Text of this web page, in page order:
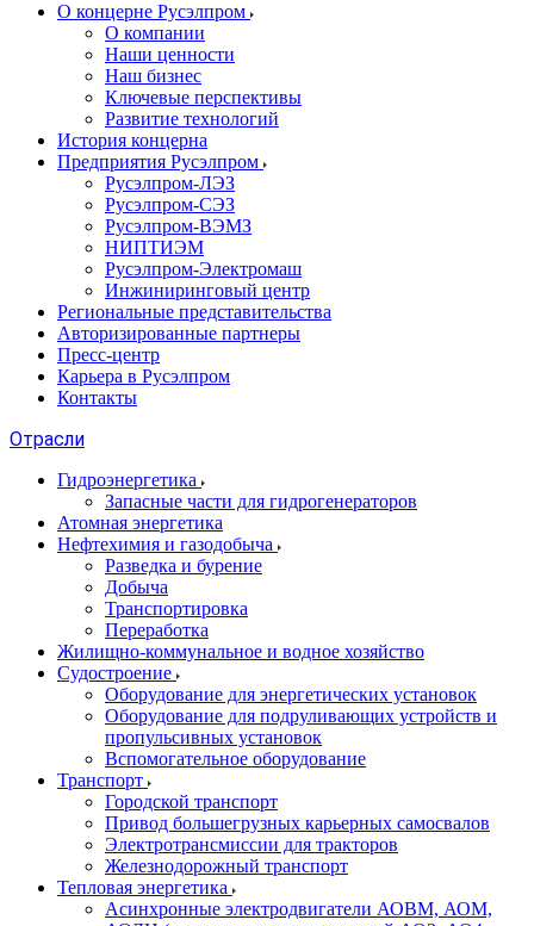
О концерне Русэлпром
О компании
Наши ценности
Наш бизнес
Ключевые перспективы
Развитие технологий
История концерна
Предприятия Русэлпром
Русэлпром-ЛЭЗ
Русэлпром-СЭЗ
Русэлпром-ВЭМЗ
НИПТИЭМ
Русэлпром-Электромаш
Инжиниринговый центр
Региональные представительства
Авторизированные партнеры
Пресс-центр
Карьера в Русэлпром
Контакты
Отрасли
Гидроэнергетика
Запасные части для гидрогенераторов
Атомная энергетика
Нефтехимия и газодобыча
Разведка и бурение
Добыча
Транспортировка
Переработка
Жилищно-коммунальное и водное хозяйство
Судостроение
Оборудование для энергетических установок
Оборудование для подруливающих устройств и
пропульсивных установок
Вспомогательное оборудование
Транспорт
Городской транспорт
Привод большегрузных карьерных самосвалов
Электротрансмиссии для тракторов
Железнодорожный транспорт
Тепловая энергетика
Асинхронные электродвигатели АОВМ, АОМ,